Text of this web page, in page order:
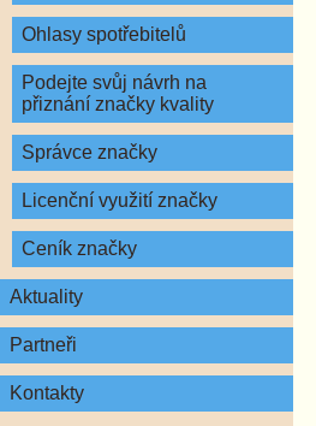
Ohlasy spotřebitelů
Podejte svůj návrh na
přiznání značky kvality
Správce značky
Licenční využití značky
Ceník značky
Aktuality
Partneři
Kontakty